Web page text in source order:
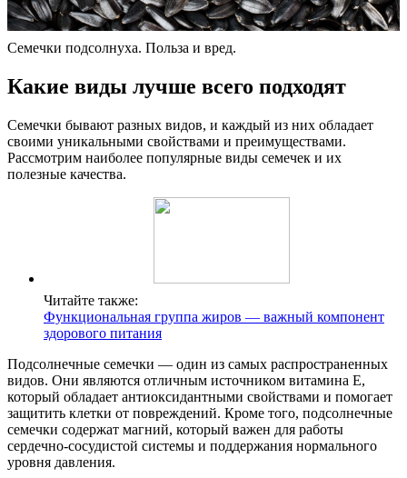
Семечки подсолнуха. Польза и вред.
Какие виды лучше всего подходят
Семечки бывают разных видов, и каждый из них обладает
своими уникальными свойствами и преимуществами.
Рассмотрим наиболее популярные виды семечек и их
полезные качества.
Читайте также:
Функциональная группа жиров — важный компонент
здорового питания
Подсолнечные семечки — один из самых распространенных
видов. Они являются отличным источником витамина E,
который обладает антиоксидантными свойствами и помогает
защитить клетки от повреждений. Кроме того, подсолнечные
семечки содержат магний, который важен для работы
сердечно-сосудистой системы и поддержания нормального
уровня давления.